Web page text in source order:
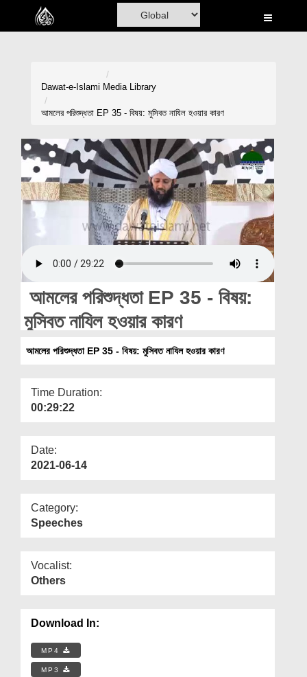
Home
Volunteer Portal
Rohani Ilaj
Blog
Magazine
Departments
Dawat-e-Islami Media Library
আমলের পরিশুদ্ধতা EP 35 - বিষয়: মুসিবত নাযিল হওয়ার কারণ
আমলের পরিশুদ্ধতা EP 35 - বিষয়:
মুসিবত নাযিল হওয়ার কারণ
আমলের পরিশুদ্ধতা EP 35 - বিষয়: মুসিবত নাযিল হওয়ার কারণ
Time Duration:
00:29:22
Date:
2021-06-14
Category:
Speeches
Vocalist:
Others
Download In:
MP4
MP3